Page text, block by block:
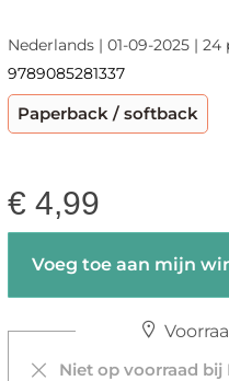
Nederlands | 01-09-2025 | 24
9789085281337
Paperback / softback
€ 4,99
Voeg toe aan mijn
Niet op voorraad